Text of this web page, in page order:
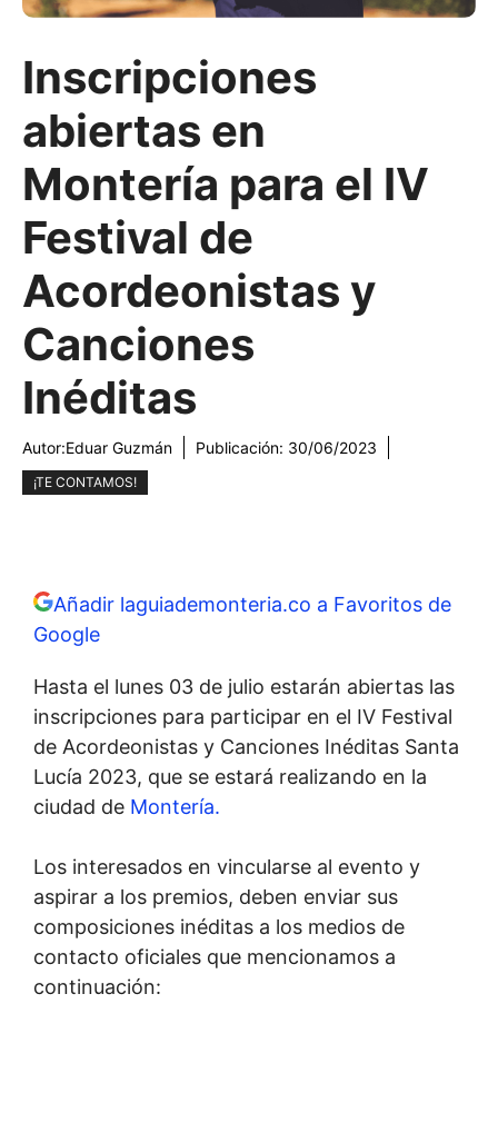
Inscripciones
abiertas en
Montería para el IV
Festival de
Acordeonistas y
Canciones
Inéditas
Autor:Eduar Guzmán Publicación: 30/06/2023
¡TE CONTAMOS!
Añadir laguiademonteria.co a Favoritos de
Google
Hasta el lunes 03 de julio estarán abiertas las
inscripciones para participar en el IV Festival
de Acordeonistas y Canciones Inéditas Santa
Lucía 2023, que se estará realizando en la
ciudad de Montería.
Los interesados en vincularse al evento y
aspirar a los premios, deben enviar sus
composiciones inéditas a los medios de
contacto oficiales que mencionamos a
continuación: